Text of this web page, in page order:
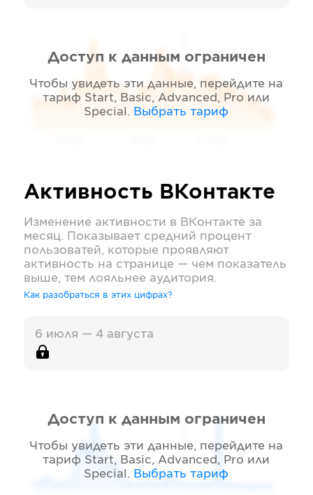
Доступ к данным ограничен
Чтобы увидеть эти данные, перейдите на
тариф Start, Basic, Advanced, Pro или
Special . Выбрать тариф
Активность ВКонтакте
Изменение активности в ВКонтакте за
месяц. Показывает средний процент
пользоватей, которые проявляют
активность на странице — чем показатель
выше, тем лояльнее аудитория.
Как разобраться в этих цифрах?
6 июля — 4 августа
Доступ к данным ограничен
Чтобы увидеть эти данные, перейдите на
тариф Start, Basic, Advanced, Pro или
Special . Выбрать тариф